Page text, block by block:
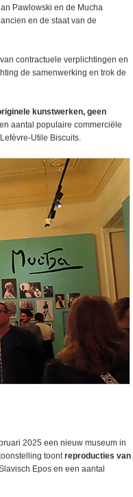
Pawlowski en de Mucha
en de staat van de
contractuele verplichtingen en
de samenwerking en trok de
kunstwerken, geen
aantal populaire commerciële
Utile Biscuits.
2025 een nieuw museum in
toontreproducties van
Epos en een aantal